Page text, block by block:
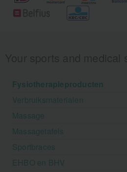
Fysiotherapieproducten
Verbruiksmaterialen
Massage
Massagetafels
Sportbraces
EHBO en BHV